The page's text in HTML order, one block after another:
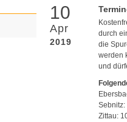
10
Apr
2019
durch
die
werden
und
Zittau: